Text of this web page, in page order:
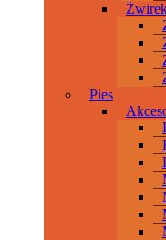
Pies